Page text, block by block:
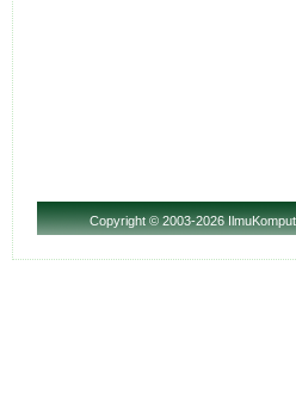
Copyright© 2003-2026